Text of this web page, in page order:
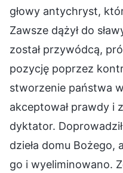
głowy antychryst,
Zawsze dążył do
został przywódcą,
pozycję poprzez
stworzenie państwa
akceptował prawdy i
dyktator.
dzieła domu Bożego,
go i wyeliminowano.